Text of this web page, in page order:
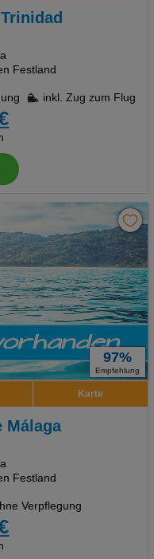
Festland
inkl. Zug zum Flug
97%
Empfehlung
Karte
Málaga
Festland
Verpflegung